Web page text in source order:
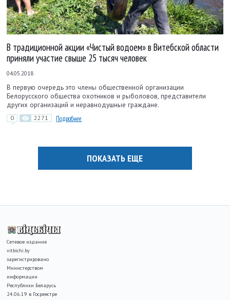
В традиционной акции «Чистый водоем» в Витебской области
приняли участие свыше 25 тысяч человек
04.05.2018
В первую очередь это члены общественной организации
Белорусского общества охотников и рыболовов, представители
других организаций и неравнодушные граждане.
0 2271 Подробнее
ПОКАЗАТЬ ЕЩЕ
Сетевое издание
vitbichi.by
зарегистрировано
Министерством
информации
Республики Беларусь
24.06.19 в Госреестре